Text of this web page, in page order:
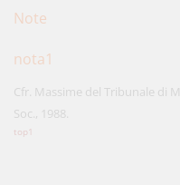
Note
nota1
Cfr. Massime del Tribunale di
Soc., 1988.
top1